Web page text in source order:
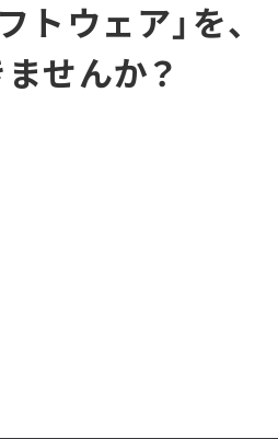
トウェア」を、
せんか？